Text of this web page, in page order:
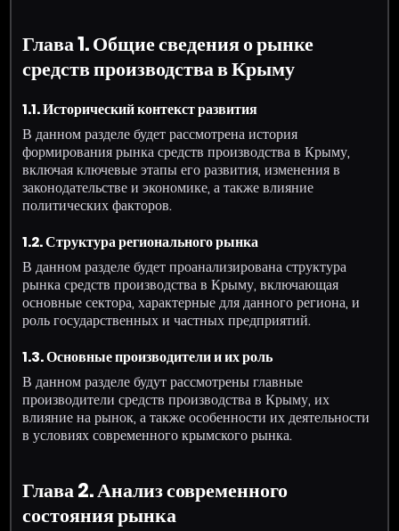
Глава 1. Общие сведения о рынке
средств производства в Крыму
1.1. Исторический контекст развития
В данном разделе будет рассмотрена история
формирования рынка средств производства в Крыму,
включая ключевые этапы его развития, изменения в
законодательстве и экономике, а также влияние
политических факторов.
1.2. Структура регионального рынка
В данном разделе будет проанализирована структура
рынка средств производства в Крыму, включающая
основные сектора, характерные для данного региона, и
роль государственных и частных предприятий.
1.3. Основные производители и их роль
В данном разделе будут рассмотрены главные
производители средств производства в Крыму, их
влияние на рынок, а также особенности их деятельности
в условиях современного крымского рынка.
Глава 2. Анализ современного
состояния рынка